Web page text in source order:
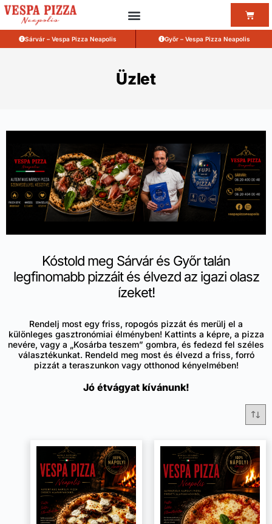
Sárvár – Vespa Pizza Neapolis Győr – Vespa Pizza Neapolis
Üzlet
Kóstold meg Sárvár és Győr talán
legfinomabb pizzáit és élvezd az igazi olasz
ízeket!
Rendelj most egy friss, ropogós pizzát és merülj el a
különleges gasztronómiai élményben! Kattints a képre, a pizza
nevére, vagy a „Kosárba teszem” gombra, és fedezd fel széles
választékunkat. Rendeld meg most és élvezd a friss, forró
pizzát a teraszunkon vagy otthonod kényelmében!
Jó étvágyat kívánunk!